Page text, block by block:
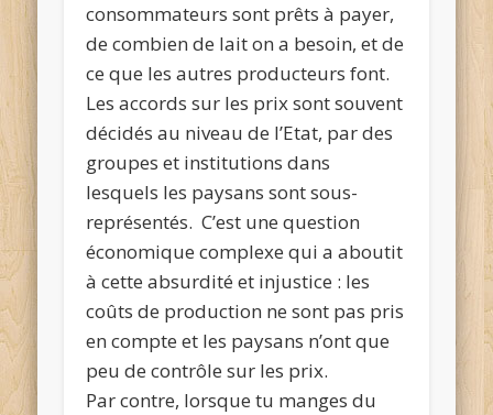
consommateurs sont prêts à payer,
de combien de lait on a besoin, et de
ce que les autres producteurs font.
Les accords sur les prix sont souvent
décidés au niveau de l’Etat, par des
groupes et institutions dans
lesquels les paysans sont sous-
représentés. C’est une question
économique complexe qui a aboutit
à cette absurdité et injustice : les
coûts de production ne sont pas pris
en compte et les paysans n’ont que
peu de contrôle sur les prix.
Par contre, lorsque tu manges du